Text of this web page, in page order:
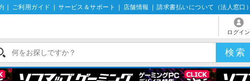
ご利用ガイド サービス＆サポート 店舗情報 請求書払いについて（法人窓口）
ログイン